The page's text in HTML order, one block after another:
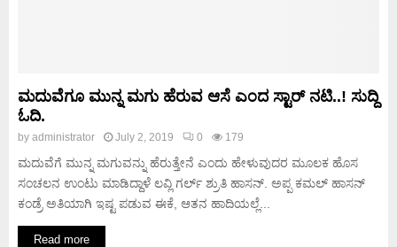
ಮದುವೆಗೂ ಮುನ್ನ ಮಗು ಹೆರುವ ಆಸೆ ಎಂದ ಸ್ಟಾರ್ ನಟಿ..! ಸುದ್ದಿ
ಓದಿ.
by administrator July 2, 2019 0 179
ಮದುವೆಗೆ ಮುನ್ನ ಮಗುವನ್ನು ಹೆರುತ್ತೇನೆ ಎಂದು ಹೇಳುವುದರ ಮೂಲಕ ಹೊಸ
ಸಂಚಲನ ಉಂಟು ಮಾಡಿದ್ದಾಳೆ ಲವ್ಲಿ ಗರ್ಲ್ ಶ್ರುತಿ ಹಾಸನ್. ಅಪ್ಪ ಕಮಲ್ ಹಾಸನ್
ಕಂಡ್ರೆ ಅತಿಯಾಗಿ ಇಷ್ಟ ಪಡುವ ಈಕೆ, ಆತನ ಹಾದಿಯಲ್ಲೆ...
Read more